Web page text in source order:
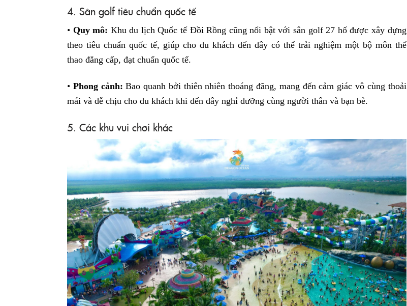
4. Sân golf tiêu chuẩn quốc tế
• Quy mô: Khu du lịch Quốc tế Đồi Rồng cũng nổi bật với sân golf 27 hố được xây dựng
theo tiêu chuẩn quốc tế, giúp cho du khách đến đây có thể trải nghiệm một bộ môn thể
thao đẳng cấp, đạt chuẩn quốc tế.
• Phong cảnh: Bao quanh bởi thiên nhiên thoáng đãng, mang đến cảm giác vô cùng thoải
mái và dễ chịu cho du khách khi đến đây nghỉ dưỡng cùng người thân và bạn bè.
5. Các khu vui chơi khác